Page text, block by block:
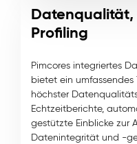
Profiling
Pimcores integriertes
bietet ein umfassendes
höchster
Echtzeitberichte,
gestützte Einblicke zur
Datenintegrität und -